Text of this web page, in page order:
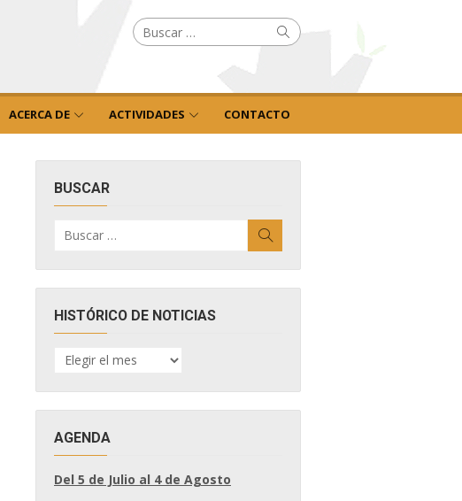
Buscar
por: Buscar
ACERCA DE ACTIVIDADES CONTACTO
BUSCAR
por:
HISTÓRICO DE NOTICIAS
HISTÓRICO
DE
AGENDA
Del 5 de Julio al 4 de Agosto